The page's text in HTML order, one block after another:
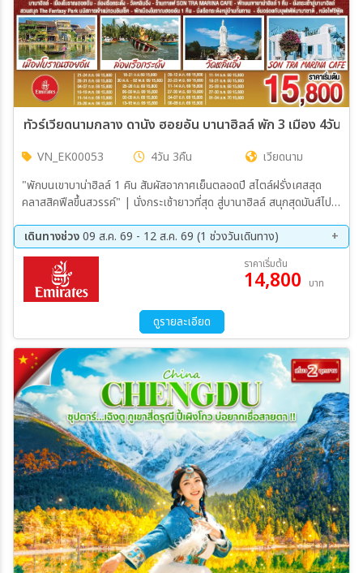
VN_EK00053 4วัน 3คืน
เวียดนาม
"พักบนเขาบาน่าฮิลล์ 1 คิน สัมผัสอากาศเย็นตลอดปี สไตล์ฝรั่งเศสสุด
คลาสสิคฟีลขึ้นสวรรค์" | นั่งกระเช้ายาวที่สุด สู่บานาฮิลล์ สนุกสุดมันส์ไป
ของเมืองดานัง |เช็คอินเมืองมรดกโลก พักเมืองโบราณฮอยอัน 1 คืน |
สนุกสนานไปกับกิจกรรม!!นั่งเรือกระด้ง หมู่บ้านกั้มทาน |เช็คอินร้านคาเฟ่
SON TRA MARINA CAFÉ " เมนูพิเศษ!! อิ่มอร่อยกับบุฟเฟ่ต์นานาชาติ
บนบานาฮิลล์ และ หม้อไฟซีฟู๊ด"
เดินทางช่วง09 ส.ค. 69 - 12 ส.ค. 69 (1 ช่วงวันเดินทาง)
09 ส.ค. 69 - 12 ส.ค. 69 ราคาเริ่มต้น
14,800 บาท
ดูรายละเอียด